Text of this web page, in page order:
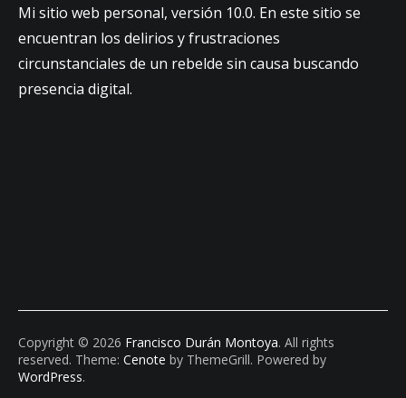
Mi sitio web personal, versión 10.0. En este sitio se
encuentran los delirios y frustraciones
circunstanciales de un rebelde sin causa buscando
presencia digital.
Copyright © 2026 Francisco Durán Montoya. All rights
reserved. Theme: Cenote by ThemeGrill. Powered by
WordPress.